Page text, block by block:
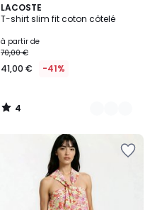
LACOSTE
T-shirt slim fit coton côtelé
à partir de
70,00 €
41,00 € -41%
4
/
7
Couleurs
4
/